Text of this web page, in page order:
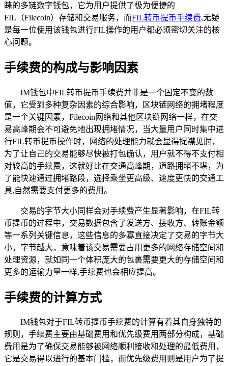
睐的多链数字钱包，它为用户提供了极为便捷的
FIL（Filecoin）存储和交易服务，而FIL转币提币手续费,无疑
是每一位使用该钱包进行FIL操作的用户都必须密切关注的核
心问题。
手续费的构成与影响因素
IM钱包中FIL转币提币手续费并非是一个固定不变的数
值，它受到多种复杂因素的综合影响，区块链网络的拥堵程度
是一个关键因素，Filecoin网络和其他区块链网络一样，在交
易高峰期会不可避免地出现拥堵情况，当大量用户同时集中进
行FIL转币提币操作时，网络的处理能力就会显得捉襟见肘，
为了让自己的交易能够尽快被打包确认，用户就不得不支付相
对较高的手续费，这就好比在交通高峰期，道路拥堵不堪，为
了能快速通过拥堵路段，选择乘坐更高级、速度更快的交通工
具,自然需要支付更多的费用。
交易的字节大小同样会对手续费产生显著影响，在FIL转
币提币的过程中，交易数据包含了发送方、接收方、转账金额
等一系列关键信息，这些信息的多寡直接决定了交易的字节大
小，字节越大，意味着该交易需要占用更多的网络存储空间和
处理资源，就如同一个体积庞大的包裹需要更大的存储空间和
更多的运输力量一样,手续费也会相应提高。
手续费的计算方式
IM钱包对于FIL转币提币手续费的计算有着其自身独特的
规则，手续费主要由基础费用和优先级费用两部分构成，基础
费用是为了确保交易能够被网络顺利接收和处理的最低费用，
它是交易得以进行的基本门槛，而优先级费用则是用户为了提